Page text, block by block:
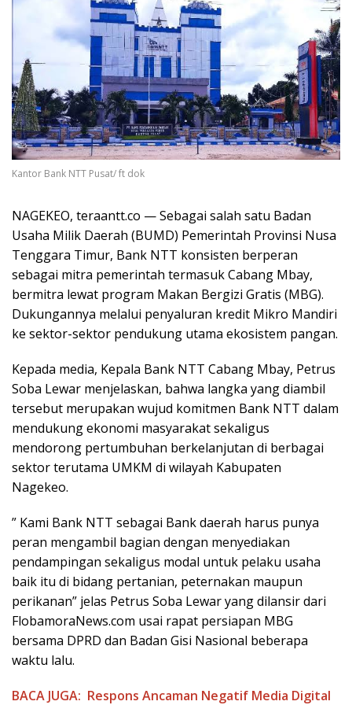
Kantor Bank NTT Pusat/ ft dok
NAGEKEO, teraantt.co — Sebagai salah satu Badan
Usaha Milik Daerah (BUMD) Pemerintah Provinsi Nusa
Tenggara Timur, Bank NTT konsisten berperan
sebagai mitra pemerintah termasuk Cabang Mbay,
bermitra lewat program Makan Bergizi Gratis (MBG).
Dukungannya melalui penyaluran kredit Mikro Mandiri
ke sektor-sektor pendukung utama ekosistem pangan.
Kepada media, Kepala Bank NTT Cabang Mbay, Petrus
Soba Lewar menjelaskan, bahwa langka yang diambil
tersebut merupakan wujud komitmen Bank NTT dalam
mendukung ekonomi masyarakat sekaligus
mendorong pertumbuhan berkelanjutan di berbagai
sektor terutama UMKM di wilayah Kabupaten
Nagekeo.
” Kami Bank NTT sebagai Bank daerah harus punya
peran mengambil bagian dengan menyediakan
pendampingan sekaligus modal untuk pelaku usaha
baik itu di bidang pertanian, peternakan maupun
perikanan” jelas Petrus Soba Lewar yang dilansir dari
FlobamoraNews.com usai rapat persiapan MBG
bersama DPRD dan Badan Gisi Nasional beberapa
waktu lalu.
BACA JUGA: Respons Ancaman Negatif Media Digital